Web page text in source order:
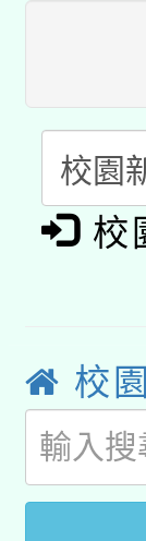
月
動
開
「
關
轉
國
業
函
族
新
師
方
族
「
轉
文
教
校
校